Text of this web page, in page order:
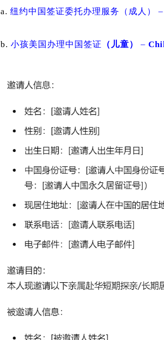
纽约中国签证委托办理服务（成人）
小孩美国办理中国签证 （儿童） –